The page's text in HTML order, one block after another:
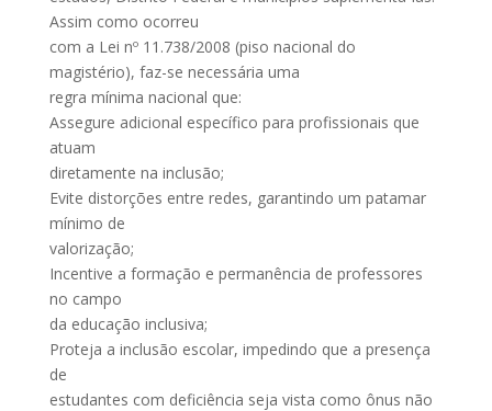
Assim como ocorreu
com a Lei nº 11.738/2008 (piso nacional do
magistério), faz-se necessária uma
regra mínima nacional que:
Assegure adicional específico para profissionais que
atuam
diretamente na inclusão;
Evite distorções entre redes, garantindo um patamar
mínimo de
valorização;
Incentive a formação e permanência de professores
no campo
da educação inclusiva;
Proteja a inclusão escolar, impedindo que a presença
de
estudantes com deficiência seja vista como ônus não